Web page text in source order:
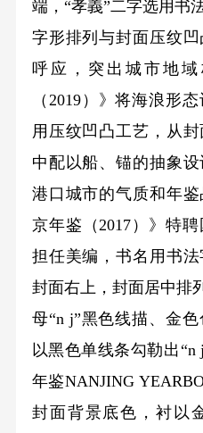
端，“孝義”二字选用书
字形排列与封面压纹
呼应，突出城市地
（2019）》将海浪形
用压纹凹凸工艺，从
中配以船、锚的抽象
港口城市的气质和年
京年鉴（2017）》特
担任美编，书名用书
封面右上，封面居中排
母“n j”黑色线描、金
以黑色单线条勾勒出“n
年鉴NANJING
封面背景底色，衬以